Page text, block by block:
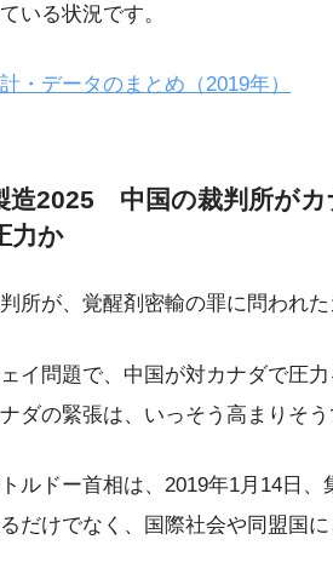
いる状況です。
・データのまとめ（2019年）
造2025 中国の裁判所が
力か
所が、覚醒剤密輸の罪に問われ
イ問題で、中国が対カナダで圧
ダの緊張は、いっそう高まりそう
ルドー首相は、2019年1月14日
だけでなく、国際社会や同盟国